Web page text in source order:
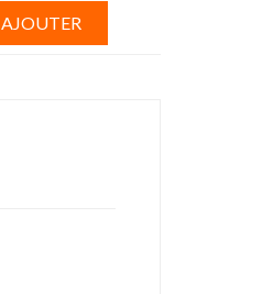
AJOUTER